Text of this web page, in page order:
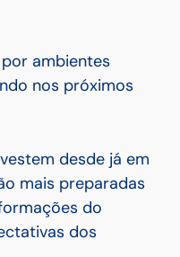
ambientes
nos próximos
desde já em
mais preparadas
do
dos